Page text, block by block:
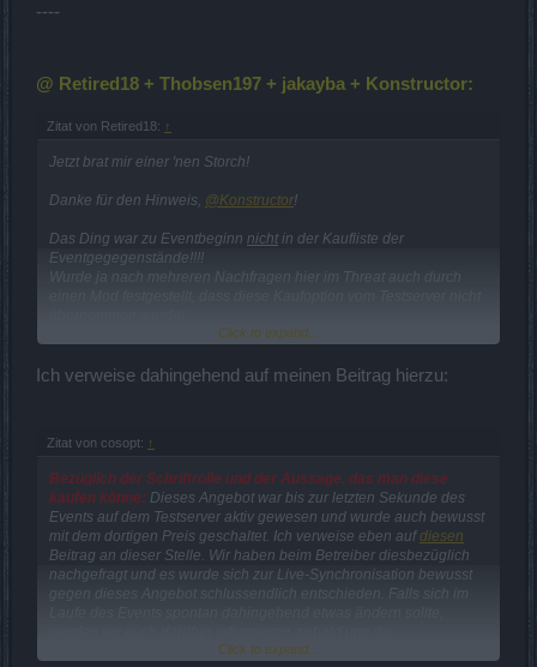
----
@ Retired18 + Thobsen197 + jakayba + Konstructor:
Zitat von Retired18: ↑
Jetzt brat mir einer 'nen Storch!
Danke für den Hinweis, @Konstructor!
Das Ding war zu Eventbeginn nicht in der Kaufliste der
Eventgegegenstände!!!!
Wurde ja nach mehreren Nachfragen hier im Threat auch durch
wieder eingeführt worden?
Was gibts denn sonst noch für Überaschungen?
Click to expand...
Ich verweise dahingehend auf meinen Beitrag hierzu:
Zitat von cosopt: ↑
Bezüglich der Schriftrolle und der Aussage, das man diese
kaufen könne: Dieses Angebot war bis zur letzten Sekunde des
Events auf dem Testserver aktiv gewesen und wurde auch bewusst
mit dem dortigen Preis geschaltet. Ich verweise eben auf diesen
Beitrag an dieser Stelle. Wir haben beim Betreiber diesbezüglich
nachgefragt und es wurde sich zur Live-Synchronisation bewusst
gegen dieses Angebot schlussendlich entschieden. Falls sich im
entsprechende Information erreicht.
Click to expand...